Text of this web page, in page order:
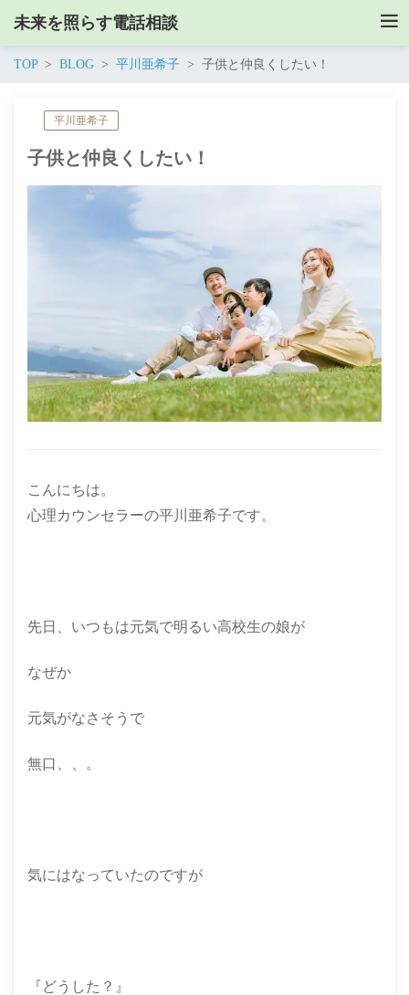
未来を照らす電話相談
TOP BLOG 平川亜希子 子供と仲良くしたい！
平川亜希子
子供と仲良くしたい！
こんにちは。
心理カウンセラーの平川亜希子です。
先日、いつもは元気で明るい高校生の娘が
なぜか
元気がなさそうで
無口、、。
気にはなっていたのですが
『どうした？』